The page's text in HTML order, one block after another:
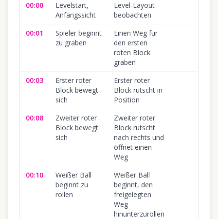
00:00
Levelstart,
Anfangssicht
Level-Layout
beobachten
00:01
Spieler beginnt
zu graben
Einen Weg für
den ersten
roten Block
graben
00:03
Erster roter
Block bewegt
sich
Erster roter
Block rutscht in
Position
00:08
Zweiter roter
Block bewegt
sich
Zweiter roter
Block rutscht
nach rechts und
öffnet einen
Weg
00:10
Weißer Ball
beginnt zu
rollen
Weißer Ball
beginnt, den
freigelegten
Weg
hinunterzurollen